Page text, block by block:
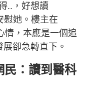
..，好想讀
慰她。樓主在
情，本應是一個追
卻急轉直下。
：讀到醫科